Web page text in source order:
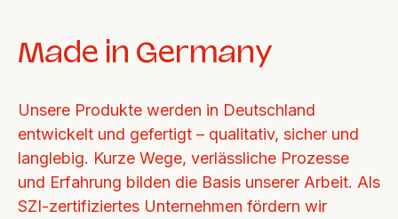
Made in Germany
Unsere Produkte werden in Deutschland
entwickelt und gefertigt – qualitativ, sicher und
langlebig. Kurze Wege, verlässliche Prozesse
und Erfahrung bilden die Basis unserer Arbeit. Als
SZI-zertifiziertes Unternehmen fördern wir